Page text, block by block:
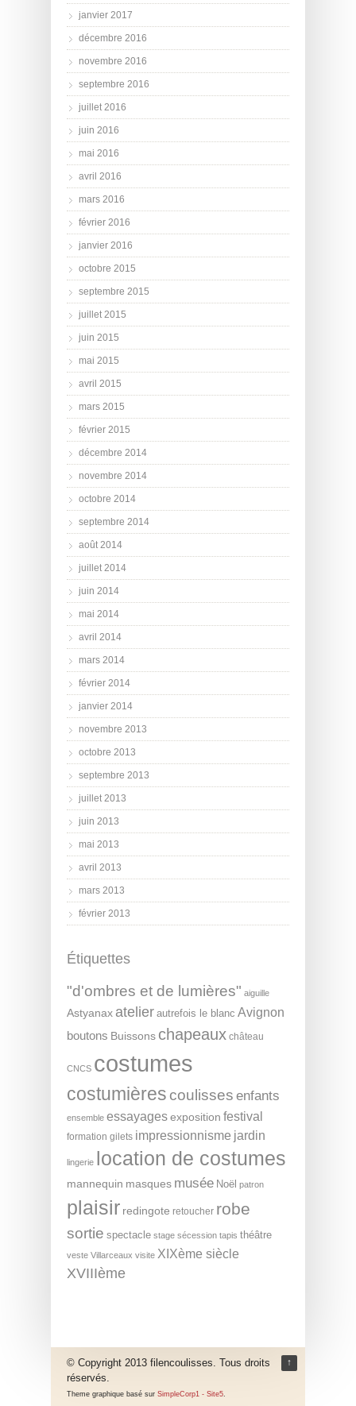
janvier 2017
décembre 2016
novembre 2016
septembre 2016
juillet 2016
juin 2016
mai 2016
avril 2016
mars 2016
février 2016
janvier 2016
octobre 2015
septembre 2015
juillet 2015
juin 2015
mai 2015
avril 2015
mars 2015
février 2015
décembre 2014
novembre 2014
octobre 2014
septembre 2014
août 2014
juillet 2014
juin 2014
mai 2014
avril 2014
mars 2014
février 2014
janvier 2014
novembre 2013
octobre 2013
septembre 2013
juillet 2013
juin 2013
mai 2013
avril 2013
mars 2013
février 2013
Étiquettes
"d'ombres et de lumières" aiguille
Astyanax atelier autrefois le blanc Avignon
boutons Buissons chapeaux château
CNCS costumes
costumières coulisses enfants
ensemble essayagesexposition festival
formation gilets impressionnisme jardin
lingerie location de costumes
mannequin masques musée Noël patron
plaisir redingote retoucher robe
sortie spectacle stage sécession tapis théâtre
veste Villarceaux visite XIXème siècle
XVIIIème
↑
© Copyright 2013 filencoulisses. Tous droits
réservés.
Theme graphique basé sur SimpleCorp1 - Site5